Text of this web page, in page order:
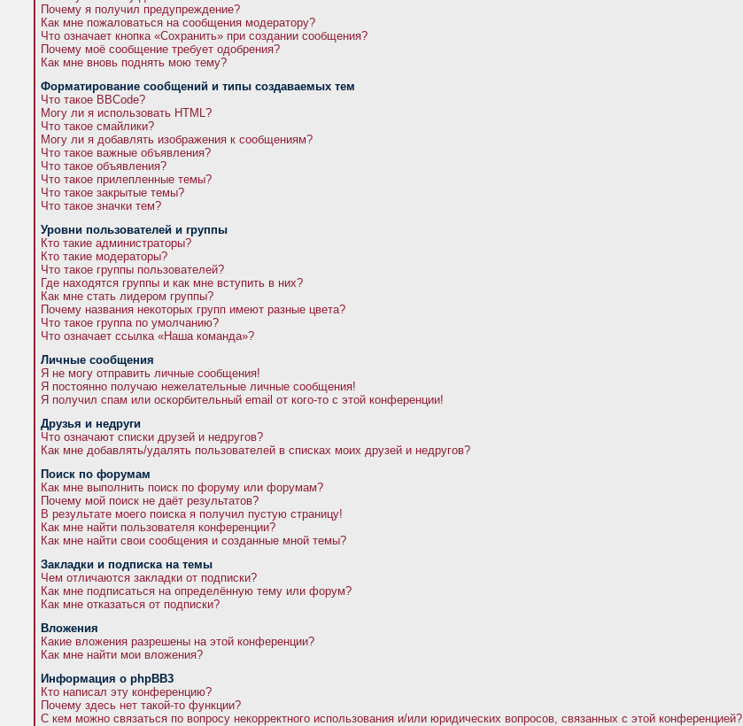
Почему я получил предупреждение?
Как мне пожаловаться на сообщения модератору?
Что означает кнопка «Сохранить» при создании сообщения?
Почему моё сообщение требует одобрения?
Как мне вновь поднять мою тему?
Форматирование сообщений и типы создаваемых тем
Что такое BBCode?
Могу ли я использовать HTML?
Что такое смайлики?
Могу ли я добавлять изображения к сообщениям?
Что такое важные объявления?
Что такое объявления?
Что такое прилепленные темы?
Что такое закрытые темы?
Что такое значки тем?
Уровни пользователей и группы
Кто такие администраторы?
Кто такие модераторы?
Что такое группы пользователей?
Где находятся группы и как мне вступить в них?
Как мне стать лидером группы?
Почему названия некоторых групп имеют разные цвета?
Что такое группа по умолчанию?
Что означает ссылка «Наша команда»?
Личные сообщения
Я не могу отправить личные сообщения!
Я постоянно получаю нежелательные личные сообщения!
Я получил спам или оскорбительный email от кого-то с этой конференции!
Друзья и недруги
Что означают списки друзей и недругов?
Как мне добавлять/удалять пользователей в списках моих друзей и недругов?
Поиск по форумам
Как мне выполнить поиск по форуму или форумам?
Почему мой поиск не даёт результатов?
В результате моего поиска я получил пустую страницу!
Как мне найти пользователя конференции?
Как мне найти свои сообщения и созданные мной темы?
Закладки и подписка на темы
Чем отличаются закладки от подписки?
Как мне подписаться на определённую тему или форум?
Как мне отказаться от подписки?
Вложения
Какие вложения разрешены на этой конференции?
Как мне найти мои вложения?
Информация о phpBB3
Кто написал эту конференцию?
Почему здесь нет такой-то функции?
С кем можно связаться по вопросу некорректного использования и/или юридических вопросов, связанных с этой конференцией?